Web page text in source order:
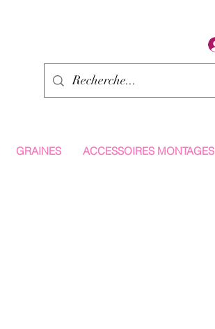
GRAINES ACCESSOIRES MONTAGES